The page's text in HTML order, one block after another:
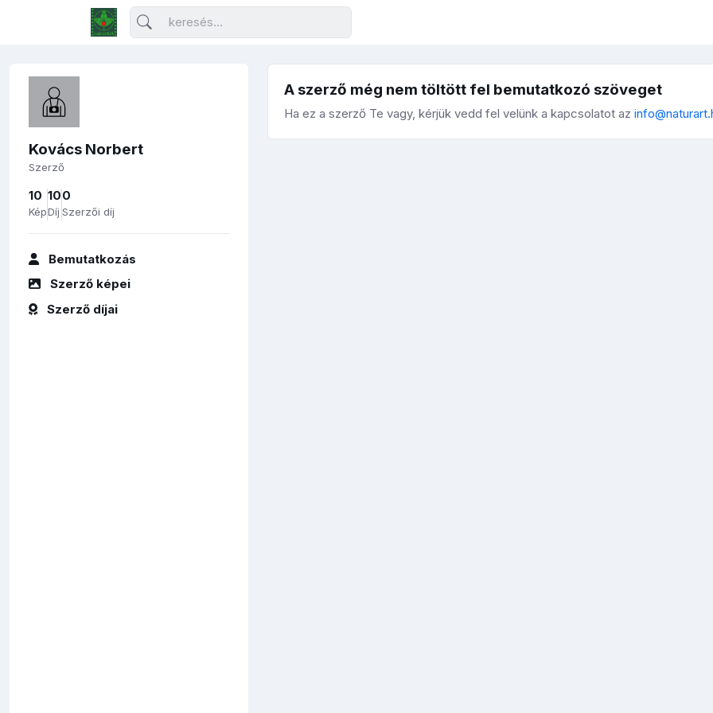
Kovács Norbert
Szerző
10
Kép
10
Díj
0
Szerzői díj
Bemutatkozás
Szerző képei
Szerző díjai
A szerző még nem töltött fel bemutatkozó szöveget
Ha ez a szerző Te vagy, kérjük vedd fel velünk a kapcsolatot az